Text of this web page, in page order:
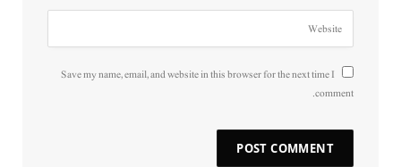
Save my name, email, and website in this browser for the next time I
comment.